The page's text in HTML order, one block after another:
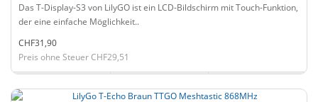
Das T-Display-S3 von LilyGO ist ein LCD-Bildschirm mit Touch-Funktion,
der eine einfache Möglichkeit..
CHF31,90
Preis ohne Steuer CHF29,51